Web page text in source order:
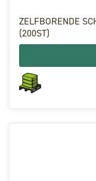
ZELFBORENDE
(200ST)